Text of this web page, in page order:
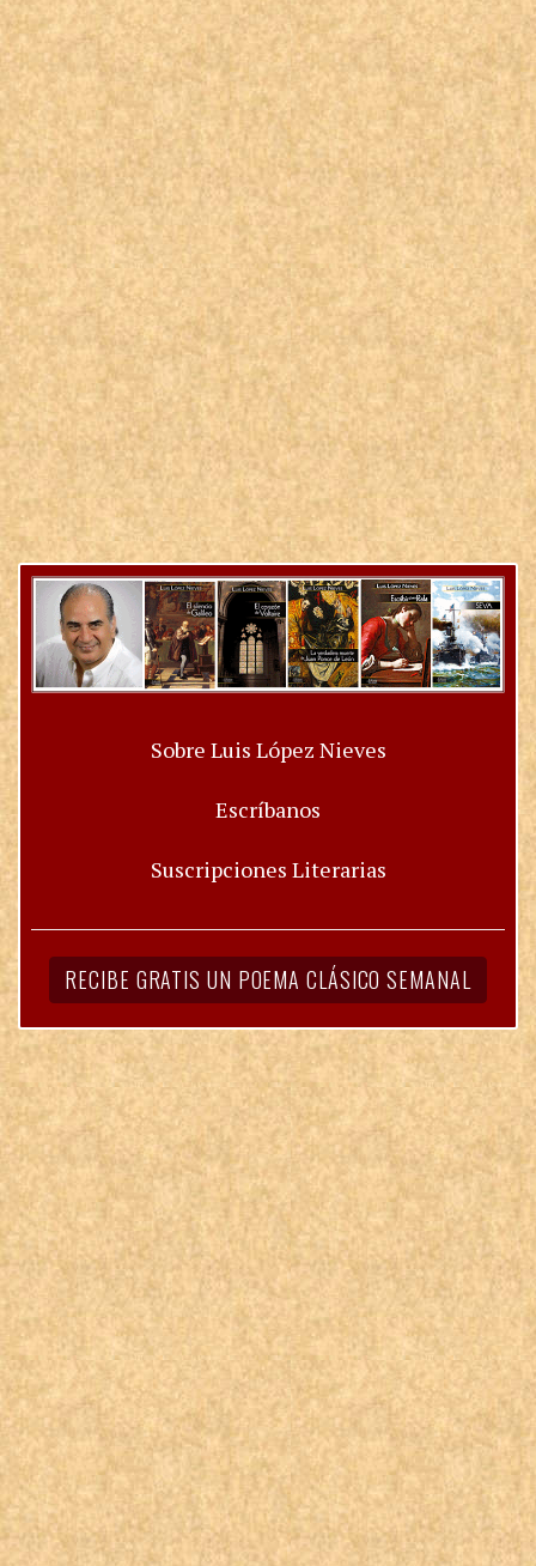
Sobre Luis López Nieves
Escríbanos
Suscripciones Literarias
RECIBE GRATIS UN POEMA CLÁSICO SEMANAL